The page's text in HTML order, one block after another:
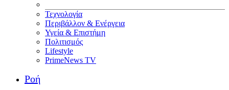
Τεχνολογία
Περιβάλλον & Ενέργεια
Υγεία & Επιστήμη
Πολιτισμός
Lifestyle
PrimeNews TV
Ροή